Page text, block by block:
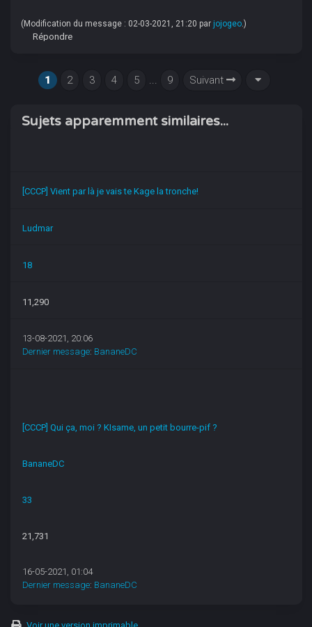
(Modification du message : 02-03-2021, 21:20 par jojogeo.)
Répondre
1 2 3 4 5 ... 9 Suivant
Sujets apparemment similaires...
[CCCP] Vient par là je vais te Kage la tronche!
Ludmar
18
11,290
13-08-2021, 20:06
Dernier message: BananeDC
[CCCP] Qui ça, moi ? KIsame, un petit bourre-pif ?
BananeDC
33
21,731
16-05-2021, 01:04
Dernier message: BananeDC